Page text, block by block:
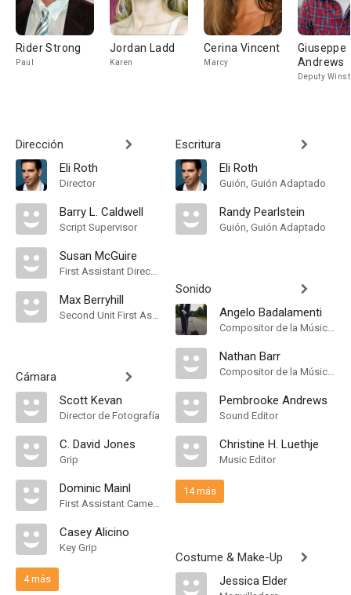
Rider Strong
Paul
Jordan Ladd
Karen
Cerina Vincent
Marcy
Giuseppe
Andrews
Deputy
Dirección
Eli Roth
Director
Barry L. Caldwell
Script Supervisor
Susan McGuire
First Assistant Director
Max Berryhill
Second Unit First Assistant Director
Cámara
Scott Kevan
Director de Fotografía
C. David Jones
Grip
Dominic Mainl
First Assistant Camera
Casey Alicino
Key Grip
4 más
Escritura
Eli Roth
Guión, Guión Adaptado
Randy Pearlstein
Guión, Guión Adaptado
Sonido
Angelo Badalamenti
Compositor de la Música Original
Nathan Barr
Compositor de la Música Original
Pembrooke Andrews
Sound Editor
Christine H. Luethje
Music Editor
14 más
Costume & Make-Up
Jessica Elder